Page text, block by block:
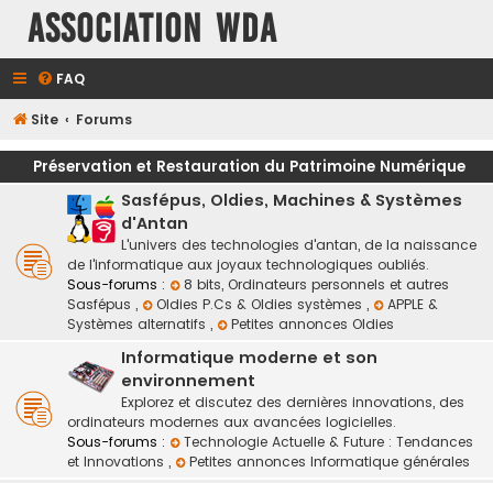
Association WDA
FAQ
Site Forums
Préservation et Restauration du Patrimoine Numérique
Sasfépus, Oldies, Machines & Systèmes
d'Antan
L'univers des technologies d'antan, de la naissance
de l'informatique aux joyaux technologiques oubliés.
Sous-forums :
8 bits, Ordinateurs personnels et autres
Sasfépus , Oldies P.Cs & Oldies systèmes ,
APPLE &
Systèmes alternatifs , Petites annonces Oldies
Informatique moderne et son
environnement
Explorez et discutez des dernières innovations, des
ordinateurs modernes aux avancées logicielles.
Sous-forums :
Technologie Actuelle & Future : Tendances
et Innovations , Petites annonces Informatique générales